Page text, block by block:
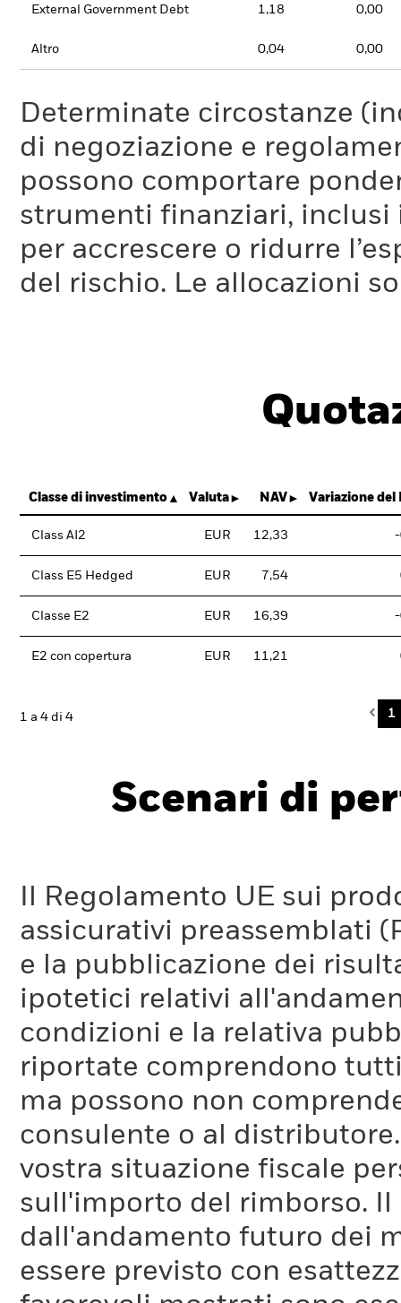
External Government Debt 1,18 0,00
Altro 0,04 0,00
Determinate circostanze
di negoziazione e
possono comportare
strumenti finanziari, inclusi
per accrescere o ridurre
del rischio. Le allocazioni
Classe di investimento Valuta NAV Variazione del
Class AI2 EUR 12,33
Class E5 Hedged EUR 7,54
Classe E2 EUR 16,39
E2 con copertura EUR 11,21
1 a 4 di 4 1
Scenari di
Il Regolamento UE sui
assicurativi preassemblati
e la pubblicazione dei
ipotetici relativi
condizioni e la relativa
riportate comprendono
ma possono non
consulente o al
vostra situazione fiscale
sull'importo del rimborso.
dall'andamento futuro dei
essere previsto con